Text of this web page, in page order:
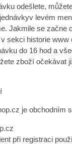
odešlete,
levém
Jakmile se začne
sekci historie www
do 16 hod a
zboží očekávat
je obchodním
při registraci